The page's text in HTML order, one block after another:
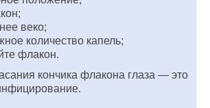
веко;
количество капель;
флакон.
кончика флакона глаза — это